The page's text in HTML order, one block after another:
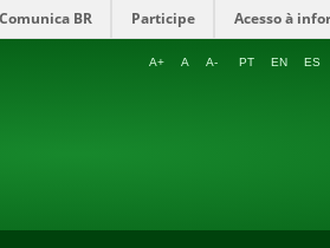
Comunica BR Participe Acesso à
A+ A A- PT EN ES